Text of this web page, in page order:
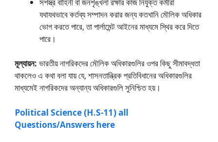
যথাযথভাবে কর্তব্য সম্পাদন করার জন্য কতখানি মৌলিক অধিকার
ভােগ করতে পারে, তা পার্লামেন্ট আইনের মাধ্যমে স্থির করে দিতে
পারে।
মূল্যায়ন: ভারতীয় নাগরিকদের মৌলিক অধিকারগুলির ওপর কিছু সীমাবদ্ধতা
থাকলেও এ কথা বলা যায় যে, শাসনতান্ত্রিক প্রতিবিধানের অধিকারগুলির
মাধ্যমেই নাগরিকদের অন্যান্য অধিকারগুলি সুনিশ্চিত হয়।
Political Science (H.S-11) all
Questions/Answers here